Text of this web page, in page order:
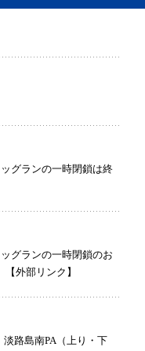
グランの一時閉鎖は終
グランの一時閉鎖のお
外部リンク】
路島南PA（上り・下